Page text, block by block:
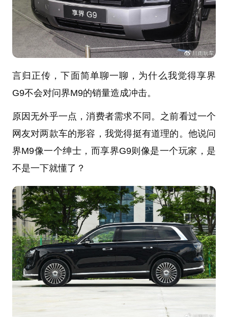
言归正传，下面简单聊一聊，为什么我觉得享界
G9不会对问界M9的销量造成冲击。
原因无外乎一点，消费者需求不同。之前看过一个
网友对两款车的形容，我觉得挺有道理的。他说问
界M9像一个绅士，而享界G9则像是一个玩家，是
不是一下就懂了？